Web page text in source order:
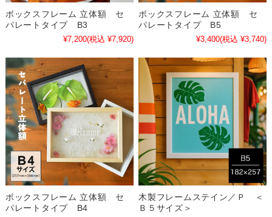
ボックスフレーム 立体額 セ
パレートタイプ B3
¥7,200(税込 ¥7,920)
ボックスフレーム 立体額 セ
パレートタイプ B5
¥3,400(税込 ¥3,740)
ボックスフレーム 立体額 セ
パレートタイプ B4
木製フレームステイン／Ｐ ＜
Ｂ５サイズ＞